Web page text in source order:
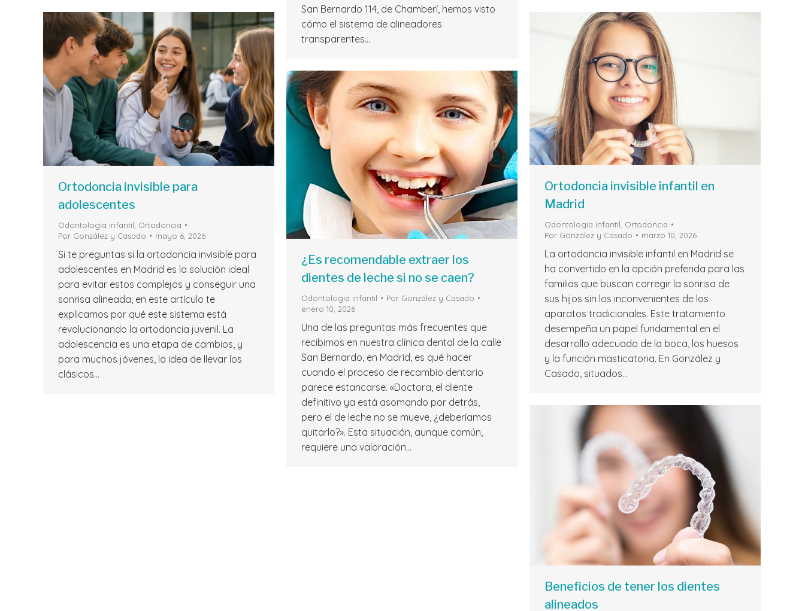
San Bernardo 114, de Chamberí, hemos visto
cómo el sistema de alineadores
transparentes…
Ortodoncia invisible para
adolescentes
Odontología infantil Ortodoncia
Por González y Casado mayo 6, 2026
Si te preguntas si la ortodoncia invisible para
adolescentes en Madrid es la solución ideal
para evitar estos complejos y conseguir una
sonrisa alineada, en este artículo te
explicamos por qué este sistema está
revolucionando la ortodoncia juvenil. La
adolescencia es una etapa de cambios, y
para muchos jóvenes, la idea de llevar los
clásicos…
Ortodoncia invisible infantil en
Madrid
Odontología infantil Ortodoncia
Por González y Casado marzo 10, 2026
La ortodoncia invisible infantil en Madrid se
ha convertido en la opción preferida para las
familias que buscan corregir la sonrisa de
sus hijos sin los inconvenientes de los
aparatos tradicionales. Este tratamiento
desempeña un papel fundamental en el
desarrollo adecuado de la boca, los huesos
y la función masticatoria. En González y
Casado, situados…
¿Es recomendable extraer los
dientes de leche si no se caen?
Odontología infantil Por González y Casado
enero 10, 2026
Una de las preguntas más frecuentes que
recibimos en nuestra clínica dental de la calle
San Bernardo, en Madrid, es qué hacer
cuando el proceso de recambio dentario
parece estancarse. «Doctora, el diente
definitivo ya está asomando por detrás,
pero el de leche no se mueve, ¿deberíamos
quitarlo?». Esta situación, aunque común,
requiere una valoración…
Beneficios de tener los dientes
alineados